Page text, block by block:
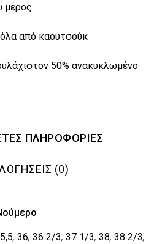
μέρος
από καουτσούκ
50% ανακυκλωμένο
ΠΛΗΡΟΦΟΡΊΕΣ
(0)
,36,36 2/3,37 1/3,38,38 2/3,